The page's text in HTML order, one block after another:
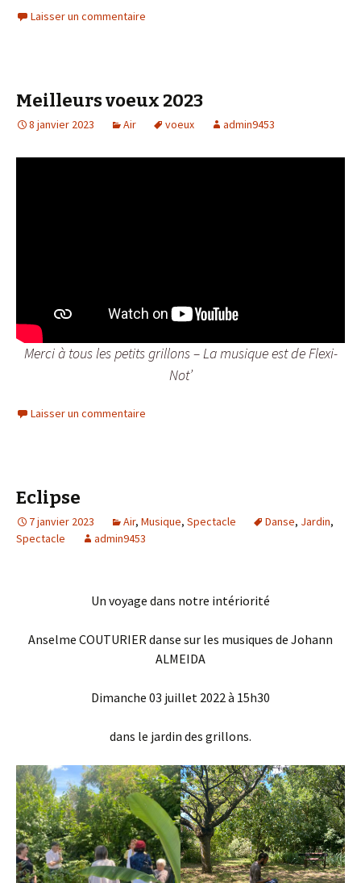
Laisser un commentaire
Meilleurs voeux 2023
8 janvier 2023 Air voeux admin9453
Merci à tous les petits grillons – La musique est de Flexi-
Not’
Laisser un commentaire
Eclipse
7 janvier 2023 Air, Musique, Spectacle Danse, Jardin,
Spectacle
admin9453
Un voyage dans notre intériorité
Anselme COUTURIER danse sur les musiques de Johann
ALMEIDA
Dimanche 03 juillet 2022 à 15h30
dans le jardin des grillons.